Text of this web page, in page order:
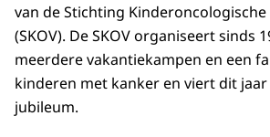
van de Stichting
(SKOV). De SKOV organiseert sinds
meerdere vakantiekampen en een
kinderen met kanker en viert dit
jubileum.